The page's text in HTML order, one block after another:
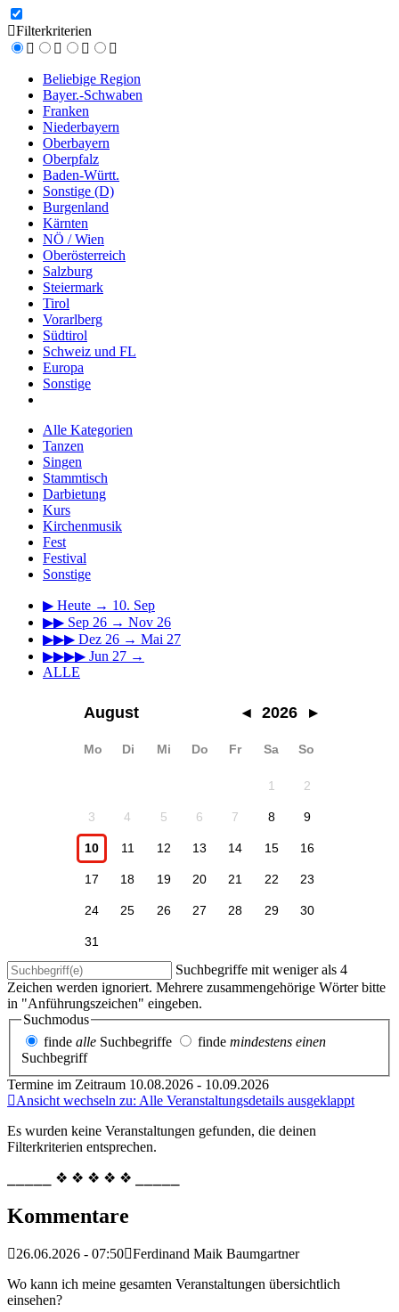
Filterkriterien
Beliebige Region
Bayer.-Schwaben
Franken
Niederbayern
Oberbayern
Oberpfalz
Baden-Württ.
Sonstige (D)
Burgenland
Kärnten
NÖ / Wien
Oberösterreich
Salzburg
Steiermark
Tirol
Vorarlberg
Südtirol
Schweiz und FL
Europa
Sonstige
Alle Kategorien
Tanzen
Singen
Stammtisch
Darbietung
Kurs
Kirchenmusik
Fest
Festival
Sonstige
▶ Heute → 10. Sep
▶▶ Sep 26 → Nov 26
▶▶▶ Dez 26 → Mai 27
▶▶▶▶ Jun 27 →
ALLE
August ◂ 2026 ▸
Mo Di Mi Do Fr Sa So
1 2
3 4 5 6 7 8 9
10 11 12 13 14 15 16
17 18 19 20 21 22 23
24 25 26 27 28 29 30
31
Suchbegriffe mit weniger als 4
Zeichen werden ignoriert. Mehrere zusammengehörige Wörter bitte
in "Anführungszeichen" eingeben.
Suchmodus
finde alle Suchbegriffe finde mindestens einen
Suchbegriff
Termine im Zeitraum 10.08.2026 - 10.09.2026
Ansicht wechseln zu: Alle Veranstaltungsdetails ausgeklappt
Es wurden keine Veranstaltungen gefunden, die deinen
Filterkriterien entsprechen.
⎯⎯⎯⎯⎯ ❖ ❖ ❖ ❖ ❖ ⎯⎯⎯⎯⎯
Kommentare
26.06.2026 - 07:50 Ferdinand Maik Baumgartner
Wo kann ich meine gesamten Veranstaltungen übersichtlich
einsehen?